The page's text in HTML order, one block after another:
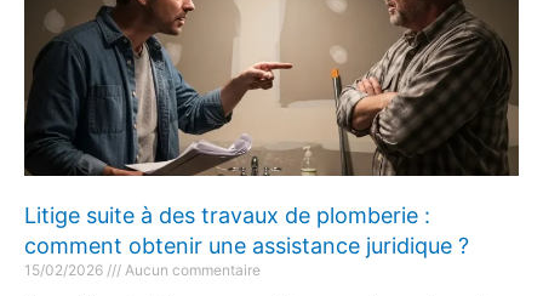
Litige suite à des travaux de plomberie :
comment obtenir une assistance juridique ?
15/02/2026 Aucun commentaire